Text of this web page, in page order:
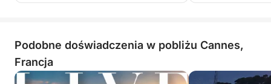
Podobne doświadczenia w pobliżu Cannes,
Francja